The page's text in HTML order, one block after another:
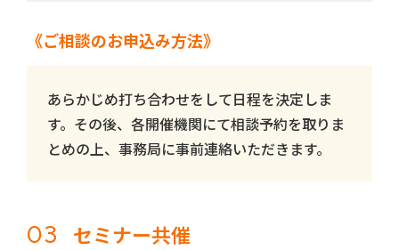
《ご相談のお申込み方法》
あらかじめ打ち合わせをして日程を決定しま
す。その後、各開催機関にて相談予約を取りま
とめの上、事務局に事前連絡いただきます。
03 セミナー共催